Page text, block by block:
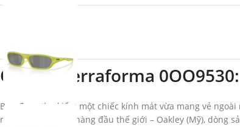
Oakley Terraforma
Bạn đang tìm kiếm một chiếc kính mát vừa mang vẻ
mắt kính thể thao hàng đầu thế giới – Oakley (Mỹ), dòng